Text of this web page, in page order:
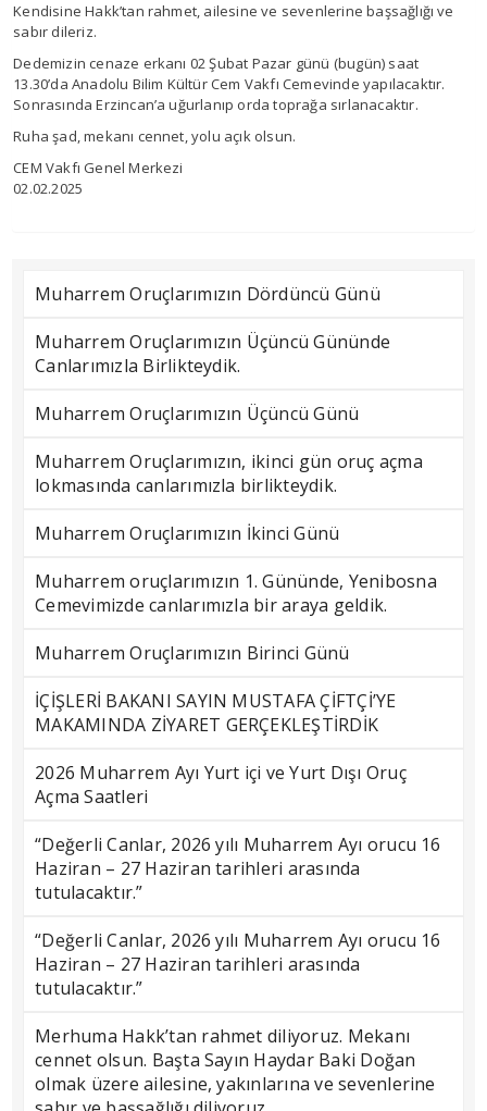
Kendisine Hakk’tan rahmet, ailesine ve sevenlerine başsağlığı ve
sabır dileriz.
Dedemizin cenaze erkanı 02 Şubat Pazar günü (bugün) saat
13.30’da Anadolu Bilim Kültür Cem Vakfı Cemevinde yapılacaktır.
Sonrasında Erzincan’a uğurlanıp orda toprağa sırlanacaktır.
Ruha şad, mekanı cennet, yolu açık olsun.
CEM Vakfı Genel Merkezi
02.02.2025
Muharrem Oruçlarımızın Dördüncü Günü
Muharrem Oruçlarımızın Üçüncü Gününde
Canlarımızla Birlikteydik.
Muharrem Oruçlarımızın Üçüncü Günü
Muharrem Oruçlarımızın, ikinci gün oruç açma
lokmasında canlarımızla birlikteydik.
Muharrem Oruçlarımızın İkinci Günü
Muharrem oruçlarımızın 1. Gününde, Yenibosna
Cemevimizde canlarımızla bir araya geldik.
Muharrem Oruçlarımızın Birinci Günü
İÇİŞLERİ BAKANI SAYIN MUSTAFA ÇİFTÇİ’YE
MAKAMINDA ZİYARET GERÇEKLEŞTİRDİK
2026 Muharrem Ayı Yurt içi ve Yurt Dışı Oruç
Açma Saatleri
“Değerli Canlar, 2026 yılı Muharrem Ayı orucu 16
Haziran – 27 Haziran tarihleri arasında
tutulacaktır.”
“Değerli Canlar, 2026 yılı Muharrem Ayı orucu 16
Haziran – 27 Haziran tarihleri arasında
tutulacaktır.”
Merhuma Hakk’tan rahmet diliyoruz. Mekanı
cennet olsun. Başta Sayın Haydar Baki Doğan
olmak üzere ailesine, yakınlarına ve sevenlerine